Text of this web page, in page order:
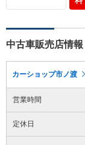
中古車販売店情報
カーショップ市ノ渡
営業時間
定休日